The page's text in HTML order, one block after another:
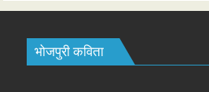
भोजपुरी कविता